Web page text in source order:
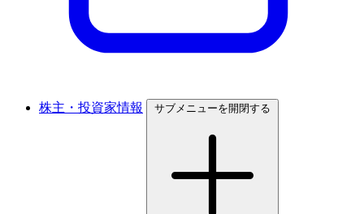
株主・投資家情報 サブメニューを開閉する